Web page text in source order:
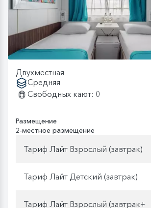
Двухместная
Средняя
Свободных кают: 0
Размещение
2-местное размещение
Тариф Лайт Взрослый (завтрак)
Тариф Лайт Детский (завтрак)
Тариф Лайт Взрослый (завтрак+